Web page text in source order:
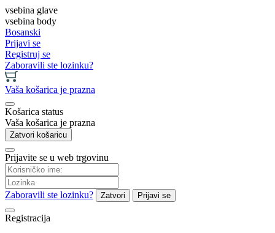
vsebina glave
vsebina body
Bosanski
Prijavi se
Registruj se
Zaboravili ste lozinku?
Vaša košarica je prazna
Košarica status
Vaša košarica je prazna
Zatvori košaricu
Prijavite se u web trgovinu
Zaboravili ste lozinku? Zatvori Prijavi se
Registracija